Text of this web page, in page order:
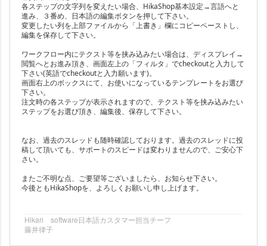
各ステップの文字列を変えたい場合、HikaShop基本設定→言語へと
進み、３番め、日本語の編集ボタンを押して下さい。
変更したい列を上部ファイルから「上書き」欄にコピーペーストし、
編集を保存して下さい。
ワークフロー内にテクスト等を挟み込みたい場合は、ディスプレイ→
閲覧へとお進み頂き、画面左上の「フィルタ」でcheckoutと入力して
下さい(英語でcheckoutと入力願います)。
画面右上のボックスにて、お使いになっているテンプレートをお選び
下さい。
注文時の各ステップが表示されますので、テクスト等を挟み込みたい
ステップをお選び頂き、編集後、保存して下さい。
なお、過去のスレッドも随時確認しております。過去のスレッドに投
稿して頂いても、サポートのスピードは変わりませんので、ご安心下
さい。
またご不明な点、ご要望等ございましたら、お知らせ下さい。
今後ともHikaShopを、よろしくお願いし申し上げます。
Hikari software日本語カスタマー担当チーフ
藤井律子